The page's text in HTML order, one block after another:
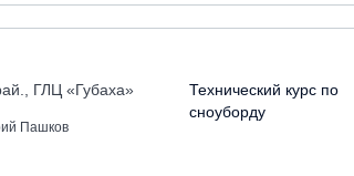
ГЛЦ «Губаха»
Пашков
Технический курс по
сноуборду